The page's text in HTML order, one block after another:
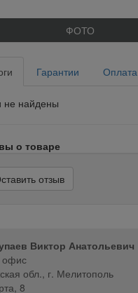
ФОТО
Гарантии Оплата
не найдены
о товаре
отзыв
Виктор Анатольевич
офис
обл., г. Мелитополь
8